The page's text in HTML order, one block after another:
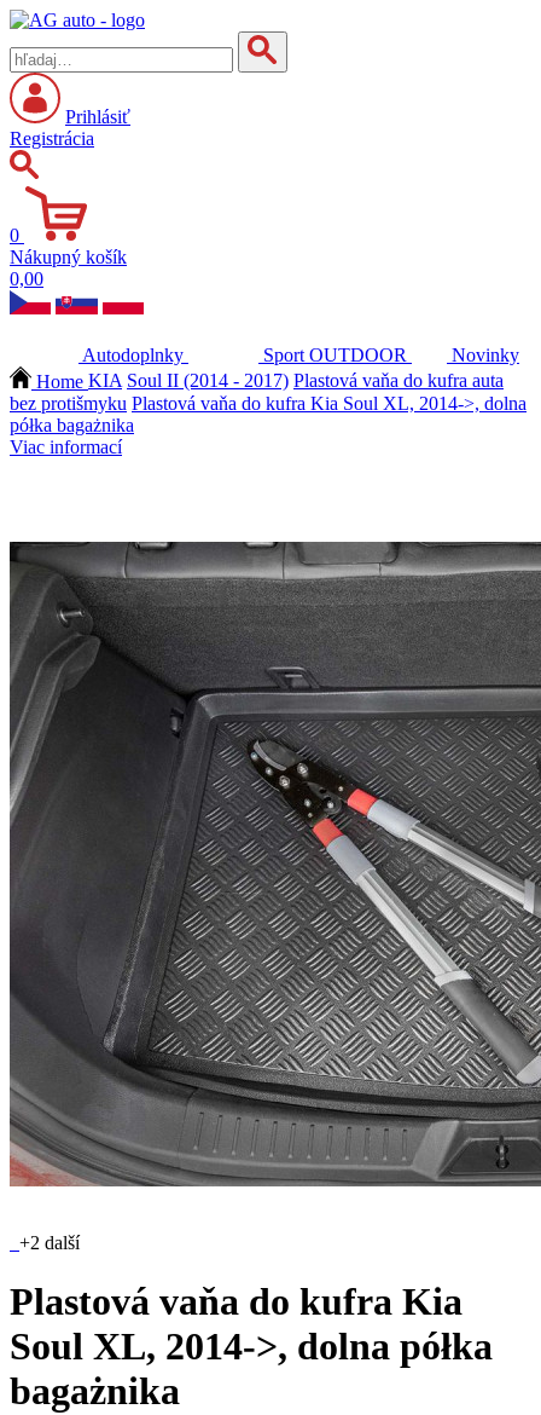
Prihlásiť
Registrácia
0
Nákupný košík
0,00
Autodoplnky Sport OUTDOOR
Novinky
Home KIA Soul II (2014 - 2017) Plastová vaňa do kufra auta
bez protišmyku Plastová vaňa do kufra Kia Soul XL, 2014->, dolna
półka bagażnika
Viac informací
+2 další
Plastová vaňa do kufra Kia
Soul XL, 2014->, dolna półka
bagażnika